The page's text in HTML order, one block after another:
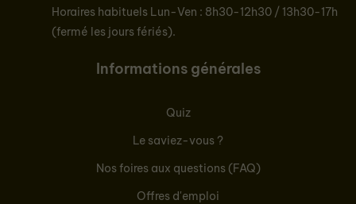
Horaires habituels Lun-Ven : 8h30-12h30 / 13h30-17h
(fermé les jours fériés).
Informations générales
Quiz
Le saviez-vous ?
Nos foires aux questions (FAQ)
Offres d'emploi